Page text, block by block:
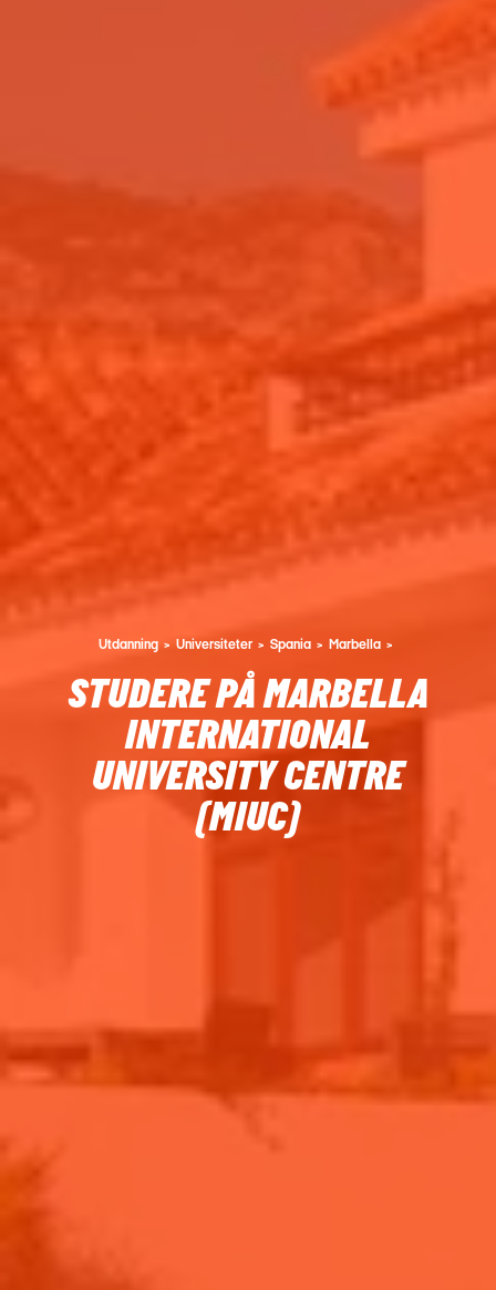
Utdanning Universiteter Spania Marbella
STUDERE PÅ MARBELLA
INTERNATIONAL
UNIVERSITY CENTRE
(MIUC)